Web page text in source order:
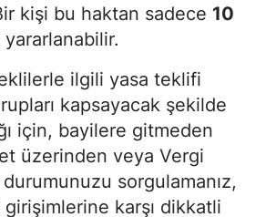
kişi bu haktan sadece 10
yararlanabilir.
ilgili yasa teklifi
kapsayacak şekilde
için, bayilere gitmeden
üzerinden veya Vergi
durumunuzu sorgulamanız,
girişimlerine karşı dikkatli